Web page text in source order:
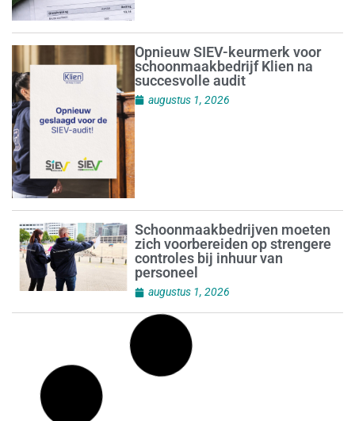
Opnieuw SIEV-keurmerk voor
schoonmaakbedrijf Klien na
succesvolle audit
augustus 1, 2026
Schoonmaakbedrijven moeten
zich voorbereiden op strengere
controles bij inhuur van
personeel
augustus 1, 2026